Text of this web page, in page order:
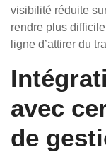
visibilité réduite
rendre plus
ligne d’attirer du
avec
de